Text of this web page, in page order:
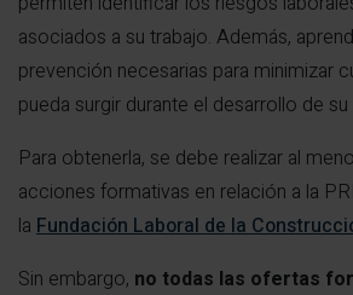
asociados a su trabajo. Además,
prevención necesarias para minimizar
pueda surgir durante el desarrollo de
Para obtenerla, se debe realizar al
acciones formativas en relación a la
la Fundación Laboral de la
Sin embargo, no todas las ofertas